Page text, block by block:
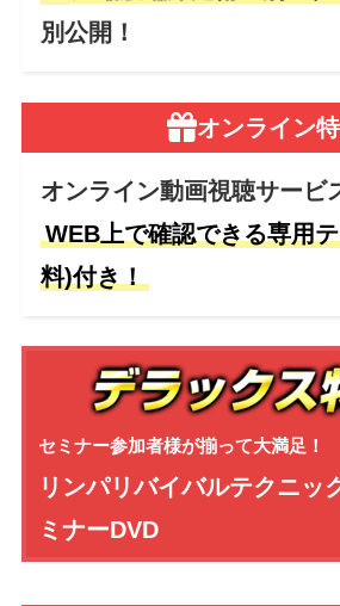
別公開！
オンライン
オンライン動画視聴サービ
WEB上で確認できる専用
料)付き！
セミナー参加者様が揃って大満足！
リンパリバイバルテクニッ
ミナーDVD